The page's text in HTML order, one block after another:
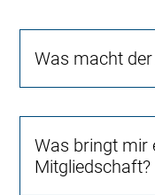
Was macht der
Was bringt mir
Mitgliedschaft?